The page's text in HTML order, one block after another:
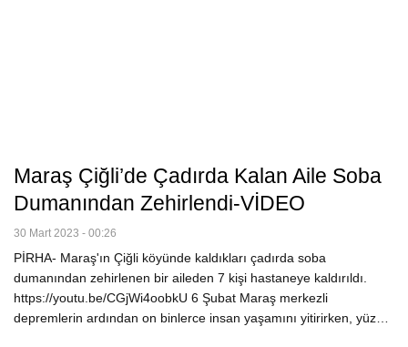
Maraş Çiğli’de Çadırda Kalan Aile Soba
Dumanından Zehirlendi-VİDEO
30 Mart 2023 - 00:26
PİRHA- Maraş'ın Çiğli köyünde kaldıkları çadırda soba
dumanından zehirlenen bir aileden 7 kişi hastaneye kaldırıldı.
https://youtu.be/CGjWi4oobkU 6 Şubat Maraş merkezli
depremlerin ardından on binlerce insan yaşamını yitirirken, yüz…